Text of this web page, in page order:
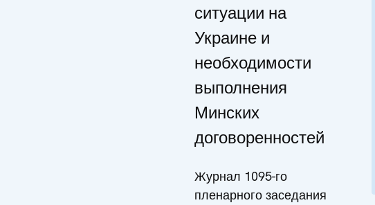
ситуации на
Украине и
необходимости
выполнения
Минских
договоренностей
Журнал 1095-го
пленарного заседания